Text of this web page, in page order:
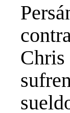
Chris